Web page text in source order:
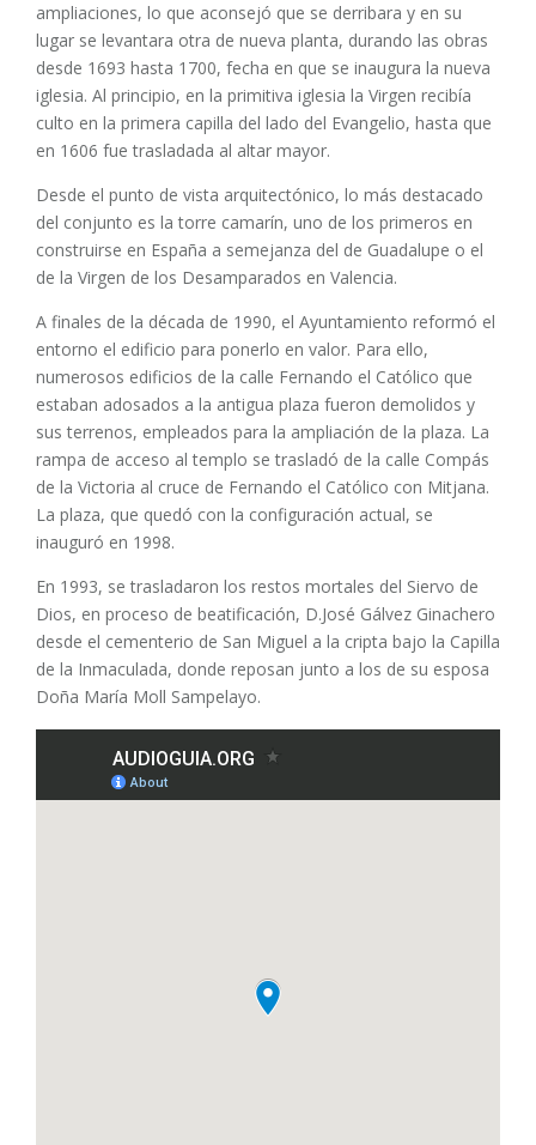
ampliaciones, lo que aconsejó que se derribara y en su
lugar se levantara otra de nueva planta, durando las obras
desde 1693 hasta 1700, fecha en que se inaugura la nueva
iglesia. Al principio, en la primitiva iglesia la Virgen recibía
culto en la primera capilla del lado del Evangelio, hasta que
en 1606 fue trasladada al altar mayor.
Desde el punto de vista arquitectónico, lo más destacado
del conjunto es la torre camarín, uno de los primeros en
construirse en España a semejanza del de Guadalupe o el
de la Virgen de los Desamparados en Valencia.
A finales de la década de 1990, el Ayuntamiento reformó el
entorno el edificio para ponerlo en valor. Para ello,
numerosos edificios de la calle Fernando el Católico que
estaban adosados a la antigua plaza fueron demolidos y
sus terrenos, empleados para la ampliación de la plaza. La
rampa de acceso al templo se trasladó de la calle Compás
de la Victoria al cruce de Fernando el Católico con Mitjana.
La plaza, que quedó con la configuración actual, se
inauguró en 1998.
En 1993, se trasladaron los restos mortales del Siervo de
Dios, en proceso de beatificación, D.José Gálvez Ginachero
desde el cementerio de San Miguel a la cripta bajo la Capilla
de la Inmaculada, donde reposan junto a los de su esposa
Doña María Moll Sampelayo.